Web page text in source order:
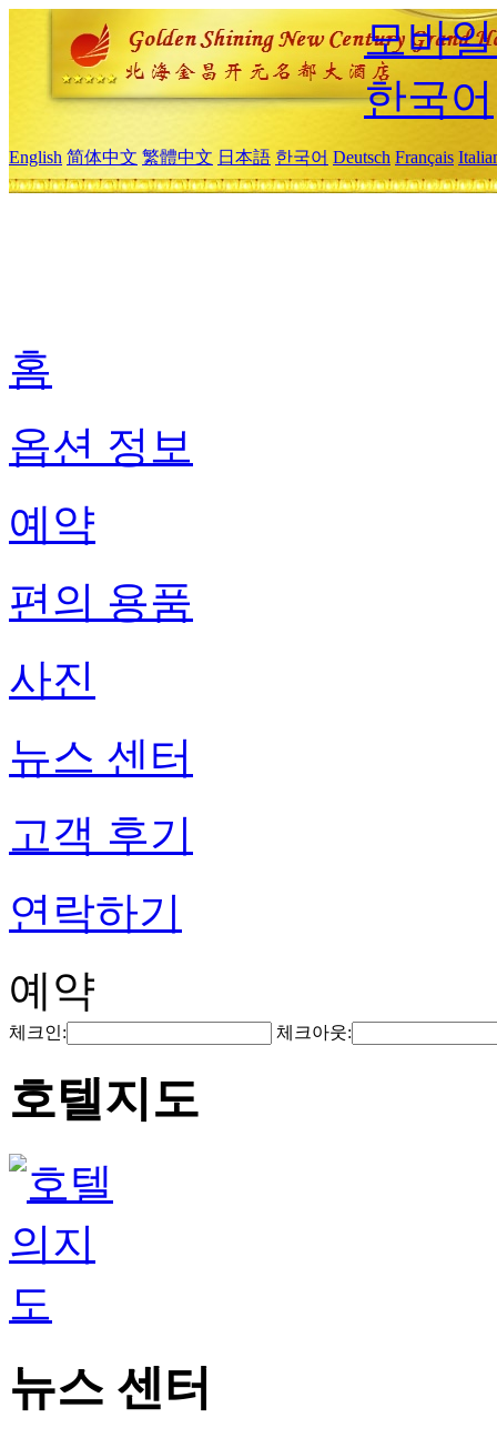
모바
한국어
English 简体中文 繁體中文 日本語 한국어 Deutsch Français
홈
옵션 정보
예약
편의 용품
사진
뉴스 센터
고객 후기
연락하기
예약
체크인: 체크아웃:
호텔지도
뉴스 센터